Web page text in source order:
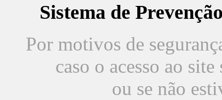
Sistema de
Por motivos de
caso o acesso ao
ou se não